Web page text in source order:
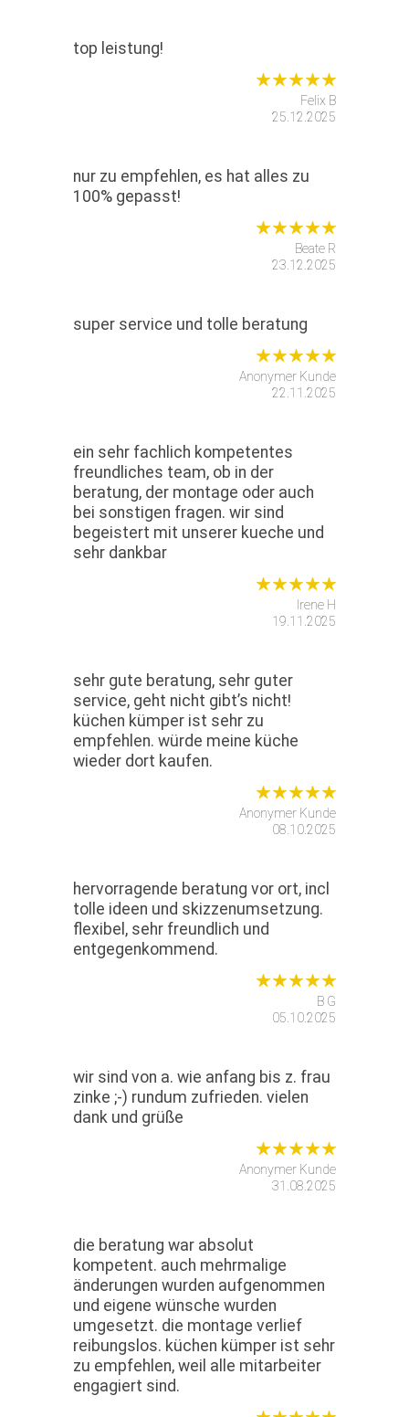
top leistung!
Felix B
25.12.2025
nur zu empfehlen, es hat alles zu
100% gepasst!
Beate R
23.12.2025
super service und tolle beratung
Anonymer Kunde
22.11.2025
ein sehr fachlich kompetentes
freundliches team, ob in der
beratung, der montage oder auch
bei sonstigen fragen. wir sind
begeistert mit unserer kueche und
sehr dankbar
Irene H
19.11.2025
sehr gute beratung, sehr guter
service, geht nicht gibt’s nicht!
küchen kümper ist sehr zu
empfehlen. würde meine küche
wieder dort kaufen.
Anonymer Kunde
08.10.2025
hervorragende beratung vor ort, incl
tolle ideen und skizzenumsetzung.
flexibel, sehr freundlich und
entgegenkommend.
B G
05.10.2025
wir sind von a. wie anfang bis z. frau
zinke ;-) rundum zufrieden. vielen
dank und grüße
Anonymer Kunde
31.08.2025
die beratung war absolut
kompetent. auch mehrmalige
änderungen wurden aufgenommen
und eigene wünsche wurden
umgesetzt. die montage verlief
reibungslos. küchen kümper ist sehr
zu empfehlen, weil alle mitarbeiter
engagiert sind.